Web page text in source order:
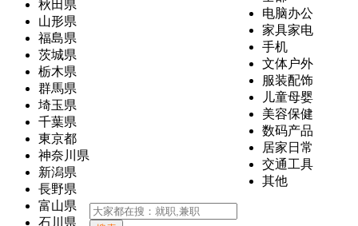
秋田県
山形県
福島県
茨城県
栃木県
群馬県
埼玉県
千葉県
東京都
神奈川県
新潟県
長野県
富山県
石川県
电脑办公
家具家电
手机
文体户外
服装配饰
儿童母婴
美容保健
数码产品
居家日常
交通工具
其他